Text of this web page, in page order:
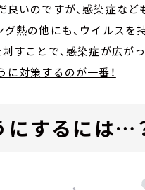
いのですが、感染症など
熱の他にも、ウイルスを
すことで、感染症が広が
対策するのが一番！
にするには…